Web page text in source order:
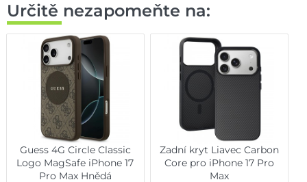
Určitě nezapomeňte na:
Guess 4G Circle Classic
Logo MagSafe iPhone 17
Pro Max Hnědá
Zadní kryt Liavec Carbon
Core pro iPhone 17 Pro
Max